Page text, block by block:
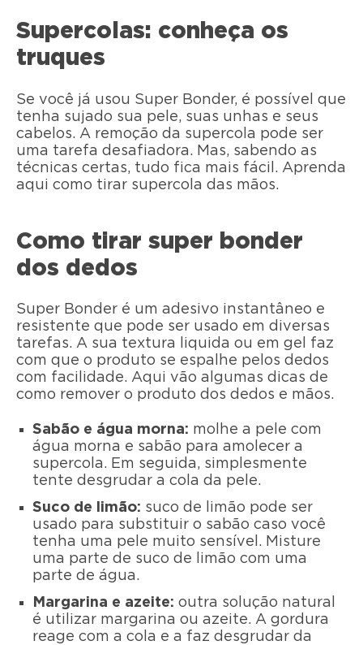
Supercolas: conheça os
truques
Se você já usou Super Bonder, é possível que
tenha sujado sua pele, suas unhas e seus
cabelos. A remoção da supercola pode ser
uma tarefa desafiadora. Mas, sabendo as
técnicas certas, tudo fica mais fácil. Aprenda
aqui como tirar supercola das mãos.
Como tirar super bonder
dos dedos
Super Bonder é um adesivo instantâneo e
resistente que pode ser usado em diversas
tarefas. A sua textura liquida ou em gel faz
com que o produto se espalhe pelos dedos
com facilidade. Aqui vão algumas dicas de
como remover o produto dos dedos e mãos.
Sabão e água morna: molhe a pele com
água morna e sabão para amolecer a
supercola. Em seguida, simplesmente
tente desgrudar a cola da pele.
Suco de limão: suco de limão pode ser
usado para substituir o sabão caso você
tenha uma pele muito sensível. Misture
uma parte de suco de limão com uma
parte de água.
Margarina e azeite: outra solução natural
é utilizar margarina ou azeite. A gordura
reage com a cola e a faz desgrudar da